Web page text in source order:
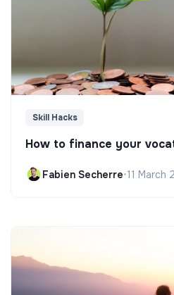
Skill Hacks
How to finance your
Fabien Secherre•11 March